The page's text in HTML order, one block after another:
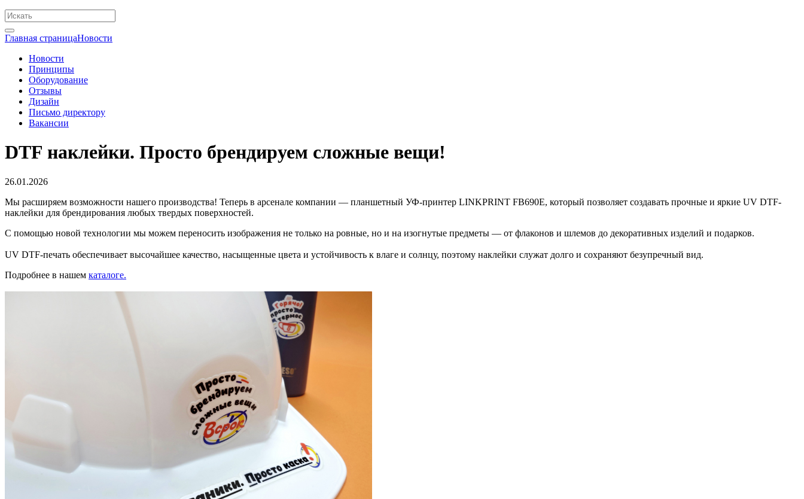
Главная страницаНовости
Новости
Принципы
Оборудование
Отзывы
Дизайн
Письмо директору
Вакансии
DTF наклейки. Просто брендируем сложные вещи!
26.01.2026
Мы расширяем возможности нашего производства! Теперь в арсенале компании — планшетный УФ-принтер LINKPRINT FB690E, который позволяет создавать прочные и яркие UV DTF-
наклейки для брендирования любых твердых поверхностей.
С помощью новой технологии мы можем переносить изображения не только на ровные, но и на изогнутые предметы — от флаконов и шлемов до декоративных изделий и подарков.
UV DTF-печать обеспечивает высочайшее качество, насыщенные цвета и устойчивость к влаге и солнцу, поэтому наклейки служат долго и сохраняют безупречный вид.
Подробнее в нашем каталоге.